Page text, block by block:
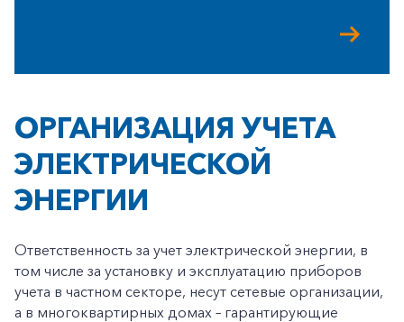
Заказать обратный звонок
Частным клиентам
Корпоративным клиентам
ОРГАНИЗАЦИЯ УЧЕТА
ЭЛЕКТРИЧЕСКОЙ
ЭНЕРГИИ
Ответственность за учет электрической энергии, в
том числе за установку и эксплуатацию приборов
учета в частном секторе, несут сетевые организации,
а в многоквартирных домах – гарантирующие